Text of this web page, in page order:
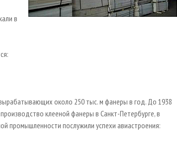
в
около 250 тыс. м фанеры в год. До 1938
клееной фанеры в Санкт-Петербурге, в
промышленности послужили успехи авиастроения: